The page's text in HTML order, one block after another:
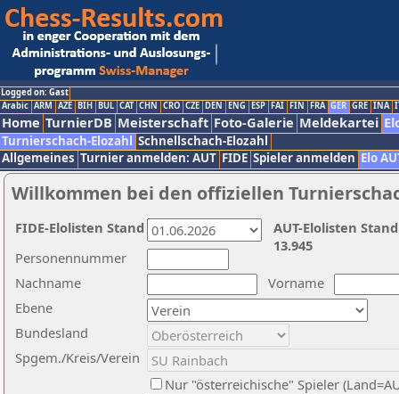
Logged on: Gast
Arabic ARM AZE BIH BUL CAT CHN CRO CZE DEN ENG ESP FAI FIN FRA GER GRE INA
Home TurnierDB Meisterschaft Foto-Galerie Meldekartei
Turnierschach-Elozahl Schnellschach-Elozahl
Allgemeines Turnier anmelden: AUT FIDE Spieler anmelden Elo
Willkommen bei den offiziellen
Nachname
Vorname
Ebene
Personennummer
Bundesland
Spgem./Kreis/Verein
Nur "österreichische" Spieler
AUT-Elolisten
13.945
FIDE-Elolisten Stand